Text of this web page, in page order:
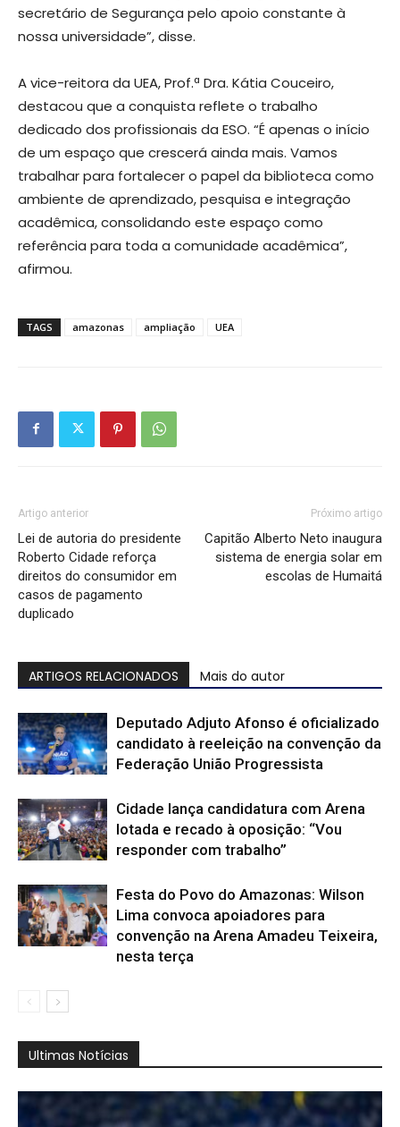
secretário de Segurança pelo apoio constante à
nossa universidade”, disse.
A vice-reitora da UEA, Prof.ª Dra. Kátia Couceiro,
destacou que a conquista reflete o trabalho
dedicado dos profissionais da ESO. “É apenas o início
de um espaço que crescerá ainda mais. Vamos
trabalhar para fortalecer o papel da biblioteca como
ambiente de aprendizado, pesquisa e integração
acadêmica, consolidando este espaço como
referência para toda a comunidade acadêmica”,
afirmou.
TAGS amazonas ampliação UEA
Artigo anterior
Lei de autoria do presidente
Roberto Cidade reforça
direitos do consumidor em
casos de pagamento
duplicado
Próximo artigo
Capitão Alberto Neto inaugura
sistema de energia solar em
escolas de Humaitá
ARTIGOS RELACIONADOS Mais do autor
Deputado Adjuto Afonso é oficializado
candidato à reeleição na convenção da
Federação União Progressista
Cidade lança candidatura com Arena
lotada e recado à oposição: “Vou
responder com trabalho”
Festa do Povo do Amazonas: Wilson
Lima convoca apoiadores para
convenção na Arena Amadeu Teixeira,
nesta terça
Ultimas Notícias